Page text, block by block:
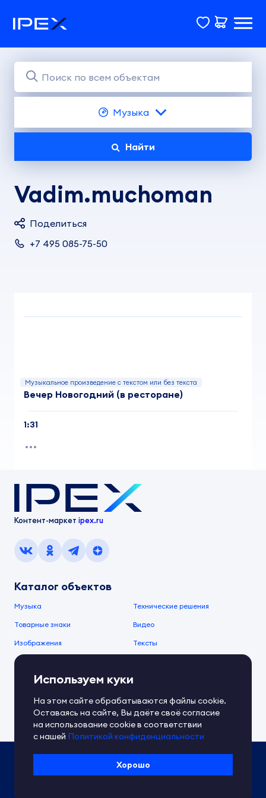
Музыка
Найти
Vadim.muchoman
Поделиться
+7 495 085-75-50
Музыкальное произведение с текстом или без текста
Вечер Новогодний (в ресторане)
1:31
Контент-маркет ipex.ru
Каталог объектов
Музыка Технические решения
Товарные знаки Видео
Изображения Тексты
О компании
О сервисе
Документы IPEX Справочный центр
Контакты Обратная связь
Политика IPEX по обработке ПД
Условия использования платформы
Используем куки
На этом сайте обрабатываются файлы cookie.
Оставаясь на сайте, Вы даёте своё согласие
на использование cookie в соответствии
с нашей Политикой конфиденциальности
Хорошо